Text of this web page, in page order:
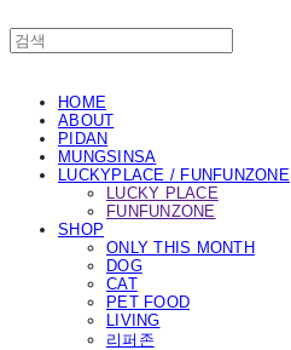
HOME
ABOUT
PIDAN
MUNGSINSA
LUCKYPLACE / FUNFUNZONE
LUCKY PLACE
FUNFUNZONE
SHOP
ONLY THIS MONTH
DOG
CAT
PET FOOD
LIVING
리퍼존